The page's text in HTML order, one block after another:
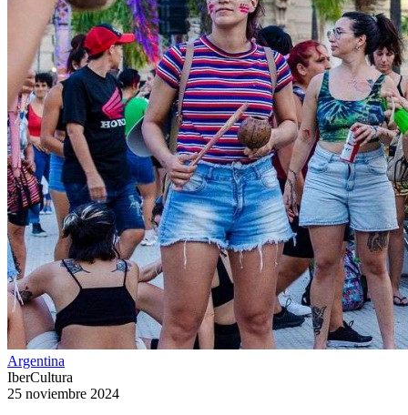
Argentina
IberCultura
25 noviembre 2024